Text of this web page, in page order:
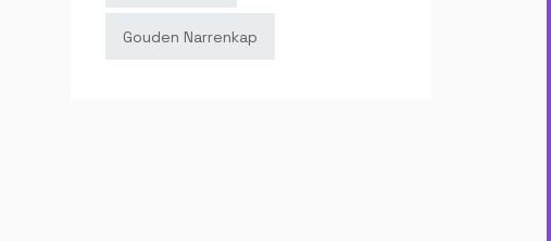
Gouden Narrenkap